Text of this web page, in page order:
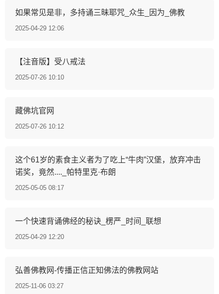
如果常见是非，多持诵三昧耶咒_众生_因为_佛教
2025-04-29 12:06
【注音版】受八戒法
2025-07-26 10:10
藏佛坑官网
2025-07-26 10:12
这个61岁的素食主义者为了吃上“牛肉”汉堡，放弃冲击
诺奖，竟然...._帕特里克·布朗
2025-05-05 08:17
一个快速背诵佛经的秘诀_楞严_时间_联想
2025-04-29 12:20
弘善佛教网-传播正信正知佛法的佛教网站
2025-11-06 03:27